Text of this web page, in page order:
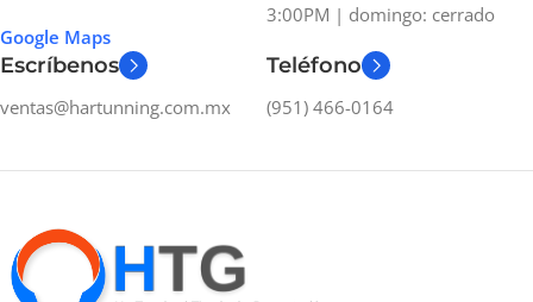
Google Maps
3:00PM | domingo: cerrado
Escríbenos
ventas@hartunning.com.mx
Teléfono
(951) 466-0164